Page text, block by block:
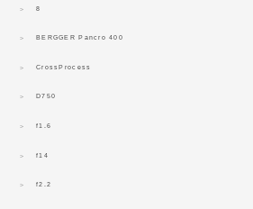
8
BERGGER Pancro 400
CrossProcess
D750
f1.6
f14
f2.2